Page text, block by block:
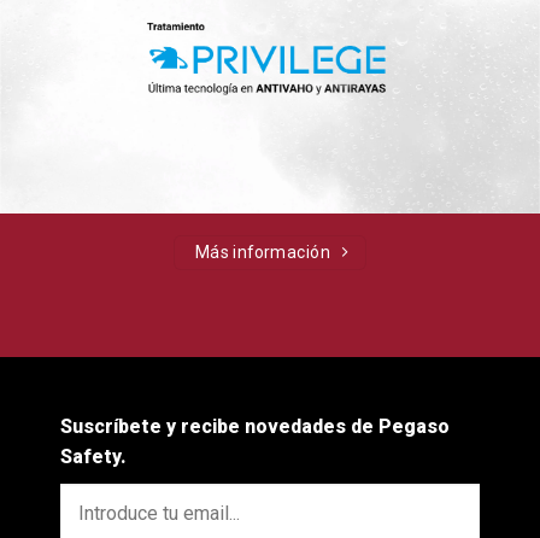
Más información
Suscríbete y recibe novedades de Pegaso
Safety.